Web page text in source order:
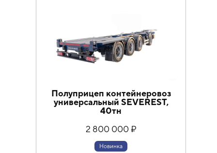
Полуприцеп контейнеровоз
универсальный SEVEREST,
40тн
2 800 000 ₽
Новинка